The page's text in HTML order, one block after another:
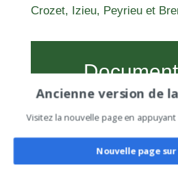
Crozet, Izieu, Peyrieu et
Ancienne version de
Visitez la nouvelle page en
Nouvelle page sur